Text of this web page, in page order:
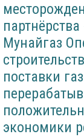
Мунайгаз
поставки
экономики